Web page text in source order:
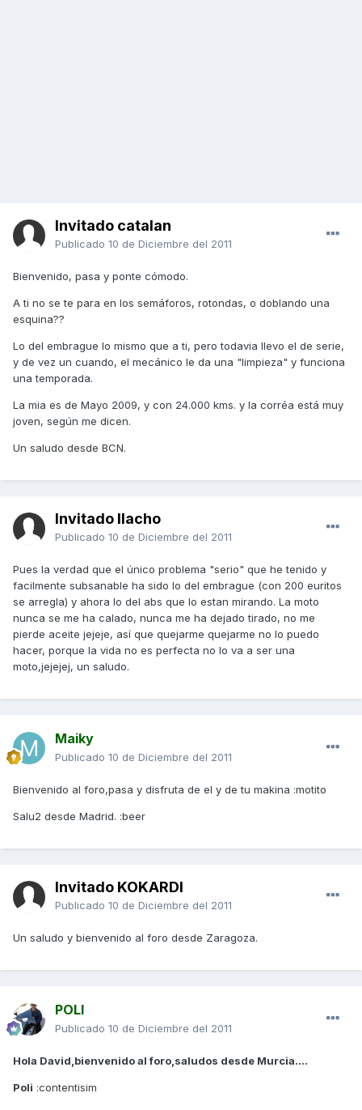
Invitado catalan
Publicado 10 de Diciembre del 2011
Bienvenido, pasa y ponte cómodo.
A ti no se te para en los semáforos, rotondas, o doblando una
esquina??
Lo del embrague lo mismo que a ti, pero todavia llevo el de serie,
y de vez un cuando, el mecánico le da una "limpieza" y funciona
una temporada.
La mia es de Mayo 2009, y con 24.000 kms. y la corréa está muy
joven, según me dicen.
Un saludo desde BCN.
Invitado llacho
Publicado 10 de Diciembre del 2011
Pues la verdad que el único problema "serio" que he tenido y
facilmente subsanable ha sido lo del embrague (con 200 euritos
se arregla) y ahora lo del abs que lo estan mirando. La moto
nunca se me ha calado, nunca me ha dejado tirado, no me
pierde aceite jejeje, así que quejarme quejarme no lo puedo
hacer, porque la vida no es perfecta no lo va a ser una
moto,jejejej, un saludo.
Maiky
Publicado 10 de Diciembre del 2011
Bienvenido al foro,pasa y disfruta de el y de tu makina :motito
Salu2 desde Madrid. :beer
Invitado KOKARDI
Publicado 10 de Diciembre del 2011
Un saludo y bienvenido al foro desde Zaragoza.
POLI
Publicado 10 de Diciembre del 2011
Hola David,bienvenido al foro,saludos desde Murcia....
Poli :contentisim